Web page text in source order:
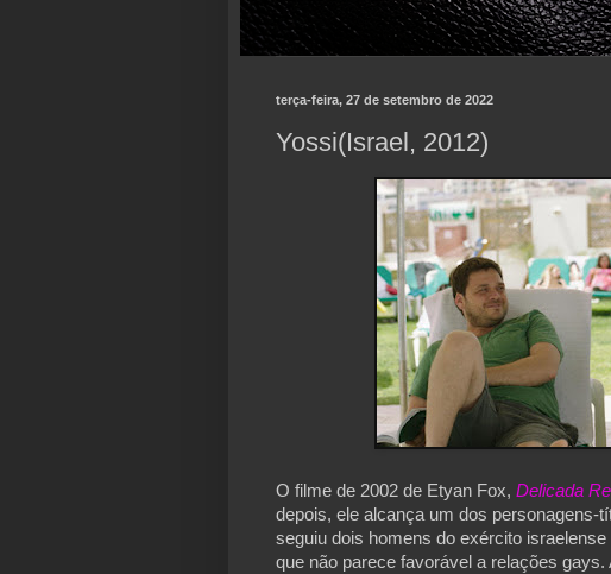
terça-feira, 27 de setembro de 2022
Yossi(Israel, 2012)
O filme de 2002 de Etyan Fox, Delicada
depois, ele alcança um dos personagens-
seguiu dois homens do exército
que não parece favorável a relações